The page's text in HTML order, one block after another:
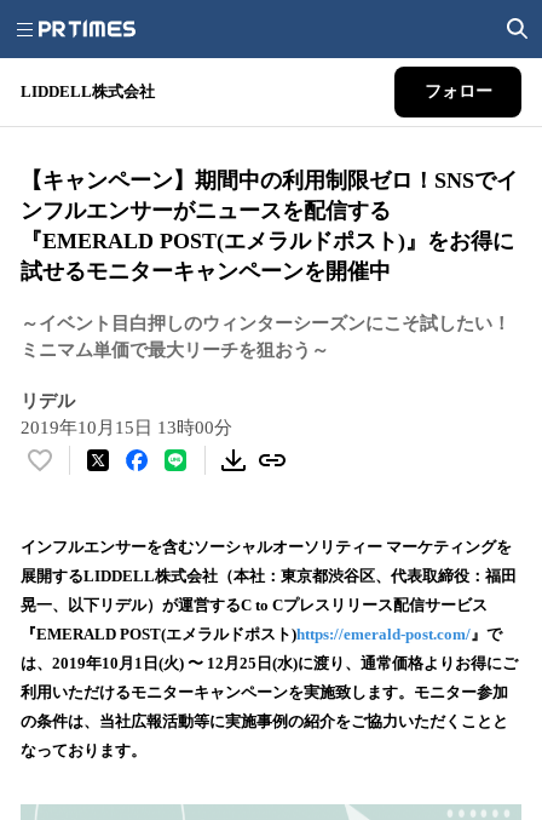
LIDDELL株式会社 フォロー
【キャンペーン】期間中の利用制限ゼロ！SNSでイ
ンフルエンサーがニュースを配信する
『EMERALD POST(エメラルドポスト)』をお得に
試せるモニターキャンペーンを開催中
～イベント目白押しのウィンターシーズンにこそ試したい！
ミニマム単価で最大リーチを狙おう～
リデル
2019年10月15日 13時00分
い
！
数
を
読
込
み
中
で
インフルエンサーを含むソーシャルオーソリティー マーケティングを
展開するLIDDELL株式会社（本社：東京都渋谷区、代表取締役：福田
晃一、以下リデル）が運営するC to Cプレスリリース配信サービス
『EMERALD POST(エメラルドポスト)https://emerald-post.com/』で
は、2019年10月1日(火) 〜 12月25日(水)に渡り、通常価格よりお得にご
利用いただけるモニターキャンペーンを実施致します。モニター参加
の条件は、当社広報活動等に実施事例の紹介をご協力いただくことと
なっております。